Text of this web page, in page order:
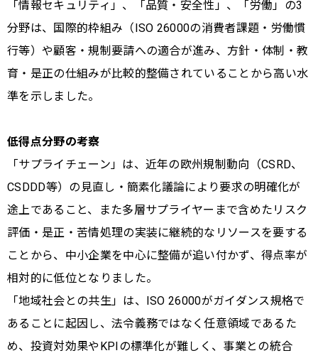
「情報セキュリティ」、「品質・安全性」、「労働」の3
分野は、国際的枠組み（ISO 26000の消費者課題・労働慣
行等）や顧客・規制要請への適合が進み、方針・体制・教
育・是正の仕組みが比較的整備されていることから高い水
準を示しました。
低得点分野の考察
「サプライチェーン」は、近年の欧州規制動向（CSRD、
CSDDD等）の見直し・簡素化議論により要求の明確化が
途上であること、また多層サプライヤーまで含めたリスク
評価・是正・苦情処理の実装に継続的なリソースを要する
ことから、中小企業を中心に整備が追い付かず、得点率が
相対的に低位となりました。
「地域社会との共生」は、ISO 26000がガイダンス規格で
あることに起因し、法令義務ではなく任意領域であるた
め、投資対効果やKPIの標準化が難しく、事業との統合